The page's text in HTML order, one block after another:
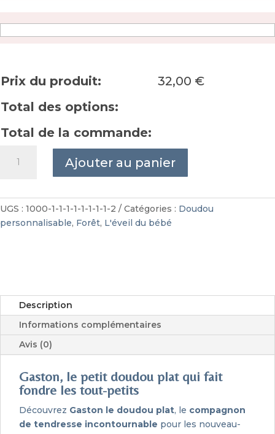
Prix du produit: 32,00 €
Total des options:
Total de la commande:
bébé
Forêt
Ajouter au panier
UGS : 1000-1-1-1-1-1-1-1-1-2 Catégories : Doudou
personnalisable, Forêt, L'éveil du bébé
Description
Informations complémentaires
Avis (0)
Gaston, le petit doudou plat qui fait
fondre les tout-petits
Découvrez Gaston le doudou plat, le compagnon
de tendresse incontournable pour les nouveau-